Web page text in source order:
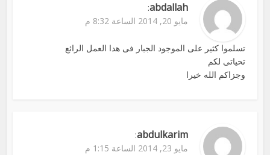
abdallah
:
مايو 20, 2014 الساعة 8:32 م
تسلموا كثير على الموجود الجبار فى هدا العمل الرائع
تحياتى لكم
وجزاكم الله خيرا
abdulkarim
:
مايو 23, 2014 الساعة 1:15 م